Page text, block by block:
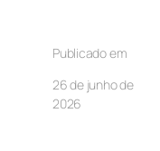
Publicado em
26 de junho de
2026